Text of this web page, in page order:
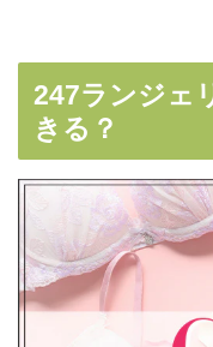
247ランジェ
きる？